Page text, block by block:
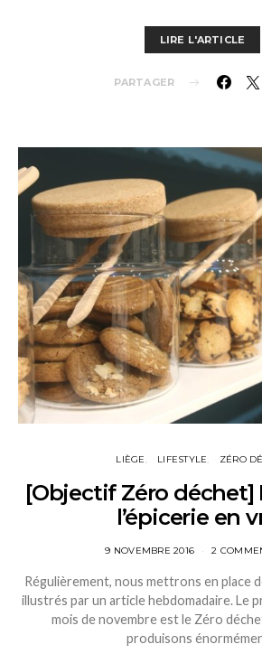
LIRE L'ARTICLE
PARTAGER
LIÈGE LIFESTYLE ZÉRO
[Objectif Zéro déchet]
l’épicerie en
9 NOVEMBRE 2016 2
Régulièrement, nous mettrons en place
illustrés par un article hebdomadaire. Le
mois de novembre est le Zéro
produisons